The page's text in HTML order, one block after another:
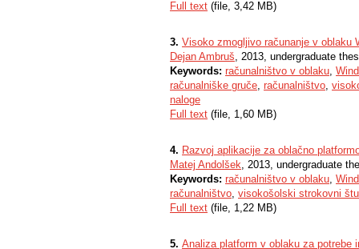
Full text (file, 3,42 MB)
3. Visoko zmogljivo računanje v oblaku
Dejan Ambruš, 2013, undergraduate
Keywords: računalništvo v oblaku,
računalniške gruče, računalništvo,
naloge
Full text (file, 1,60 MB)
4. Razvoj aplikacije za oblačno
Matej Andolšek, 2013, undergraduate
Keywords: računalništvo v oblaku,
računalništvo, visokošolski strokovni
Full text (file, 1,22 MB)
5. Analiza platform v oblaku za potrebe